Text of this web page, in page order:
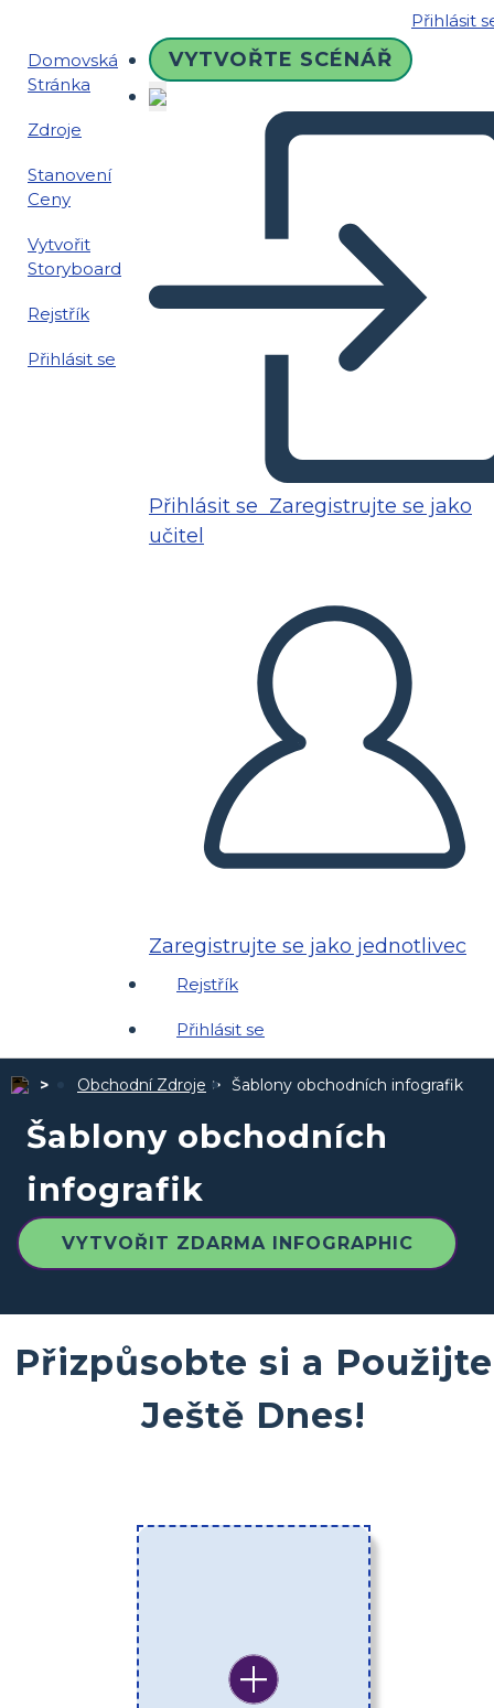
Přihlásit
Domovská
Stránka
Zdroje
Stanovení
Ceny
Vytvořit
Storyboard
Rejstřík
Přihlásit se
VYTVOŘTE SCÉNÁŘ
Přihlásit se Zaregistrujte se jako
učitel
Zaregistrujte se jako jednotlivec
Rejstřík
Přihlásit se
Obchodní Zdroje Šablony obchodních infografik
Šablony obchodních
infografik
VYTVOŘIT ZDARMA INFOGRAPHIC
Přizpůsobte si a Použijte
Ještě Dnes!